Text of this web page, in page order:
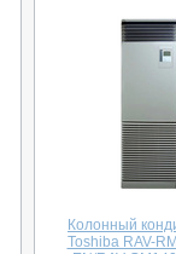
Колонный
Toshiba RAV-